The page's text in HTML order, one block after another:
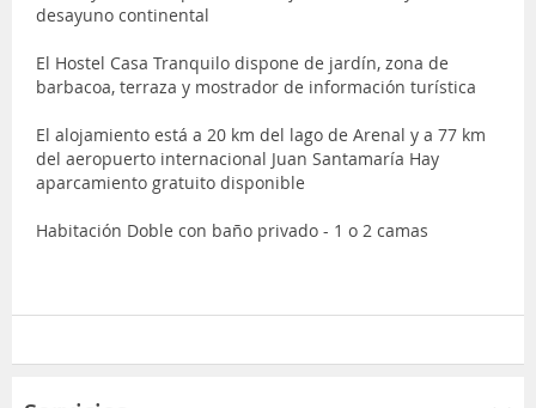
desayuno continental
El Hostel Casa Tranquilo dispone de jardín, zona de
barbacoa, terraza y mostrador de información turística
El alojamiento está a 20 km del lago de Arenal y a 77 km
del aeropuerto internacional Juan Santamaría Hay
aparcamiento gratuito disponible
Habitación Doble con baño privado - 1 o 2 camas